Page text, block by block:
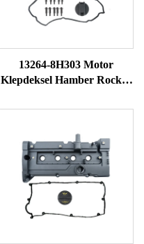
13264-8H303 Motor
Klepdeksel Hamber Rocker
Passend voor Nissan X-
132648H300